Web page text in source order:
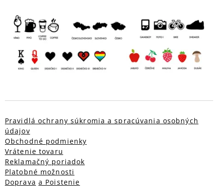
Pravidlá ochrany súkromia a spracúvania osobných
údajov
Obchodné podmienky
Vrátenie tovaru
Reklamačný poriadok
Platobné možnosti
Doprava a Poistenie